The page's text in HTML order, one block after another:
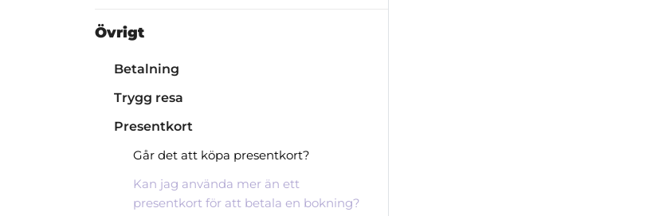
Övrigt
Betalning
Trygg resa
Presentkort
Går det att köpa presentkort?
Kan jag använda mer än ett
presentkort för att betala en bokning?